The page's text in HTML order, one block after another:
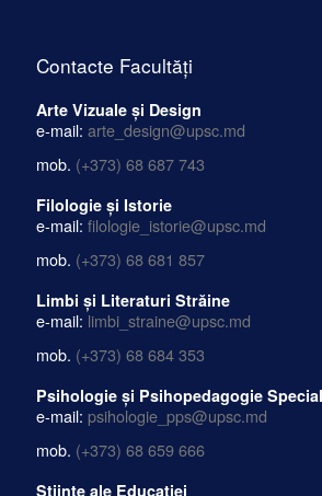
Contacte Facultăți
Arte Vizuale și Design
e-mail: arte_design@upsc.md
mob.(+373) 68 687 743
Filologie și Istorie
e-mail:
filologie_istorie@upsc.md
mob.(+373) 68 681 857
Limbi și Literaturi Străine
e-mail:
limbi_straine@upsc.md
mob.(+373) 68 684 353
Psihologie și Psihopedagogie Specială
e-mail:
psihologie_pps@upsc.md